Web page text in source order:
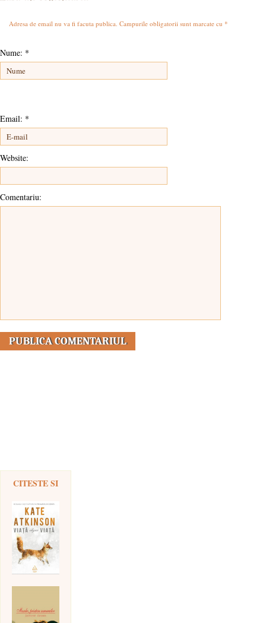
Adresa de email nu va fi facuta publica. Campurile obligatorii sunt marcate cu *
Nume: *
Email: *
Website:
Comentariu:
CITESTE SI